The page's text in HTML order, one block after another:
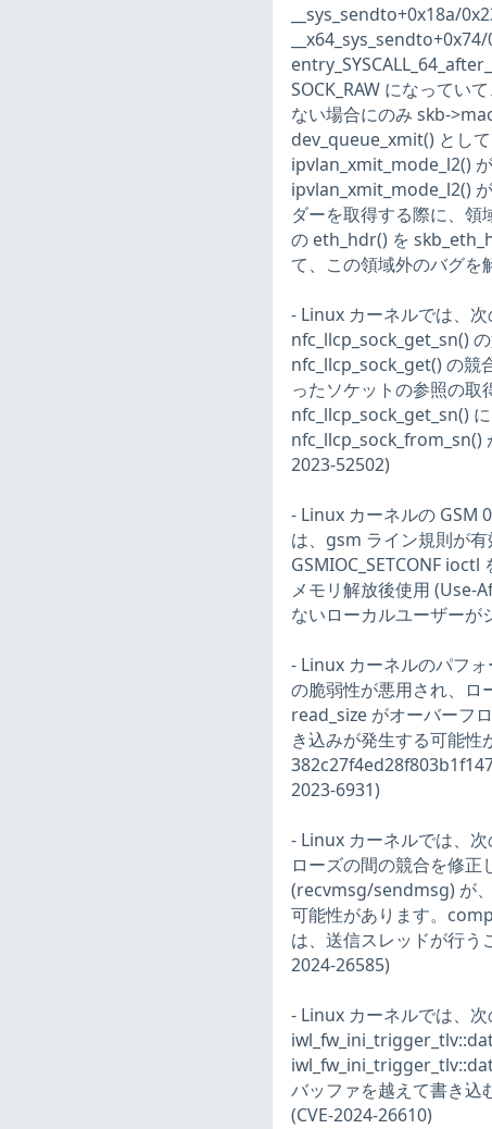
__sys_sendto+0x18a/
SOCK_RAW になってい
ない場合にのみ skb-
dev_queue_xmit() とし
ipvlan_xmit_mode_l2()
ipvlan_xmit_mode_l2()
ダーを取得する際に、
の eth_hdr() を
て、この領域外のバグを
- Linux カーネルでは、
nfc_llcp_sock_get_sn()
nfc_llcp_sock_get() の競
ったソケットの参照の取
nfc_llcp_sock_get_sn()
nfc_llcp_sock_from_sn()
2023-52502)
- Linux カーネルの GSM
は、gsm ライン規則が
GSMIOC_SETCONF
メモリ解放後使用 (Use-
ないローカルユーザーが
- Linux カーネルのパフ
の脆弱性が悪用され、ロ
read_size がオーバーフ
き込みが発生する可能性
2023-6931)
- Linux カーネルでは、
ローズの間の競合を修
(recvmsg/sendmsg) が
可能性があります。
は、送信スレッドが行う
2024-26585)
- Linux カーネルでは、
バッファを越えて書き込
(CVE-2024-26610)